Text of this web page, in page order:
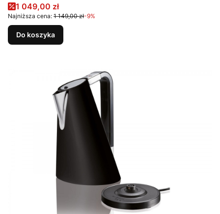
Cena promocyjna
1 049,00 zł
Najniższa cena: 1 149,00 zł-9%
Do koszyka